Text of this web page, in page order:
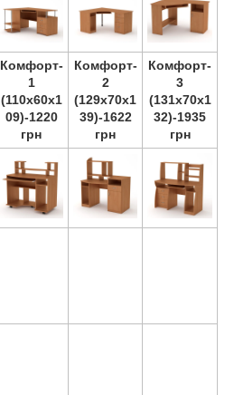
Комфорт-
1
(110х60х1
09)-1220
грн
Комфорт-
2
(129х70х1
39)-1622
грн
Комфорт-
3
(131х70х1
32)-1935
грн